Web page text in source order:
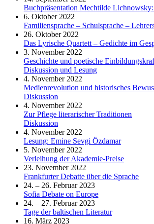
Buchpräsentation Mechtilde Lichnowsky:
6. Oktober 2022
Familiensprache – Schulsprache –
26. Oktober 2022
Das Lyrische Quartett – Gedichte im
3. November 2022
Geschichte und poetische
Diskussion und Lesung
4. November 2022
Medienrevolution und historisches
Diskussion
4. November 2022
Zur Pflege literarischer Traditionen
Diskussion
4. November 2022
Lesung: Emine Sevgi Özdamar
5. November 2022
Verleihung der Akademie-Preise
23. November 2022
Frankfurter Debatte über die Sprache
24. – 26. Februar 2023
Sofia Debate on Europe
24. – 27. Februar 2023
Tage der baltischen Literatur
16. März 2023